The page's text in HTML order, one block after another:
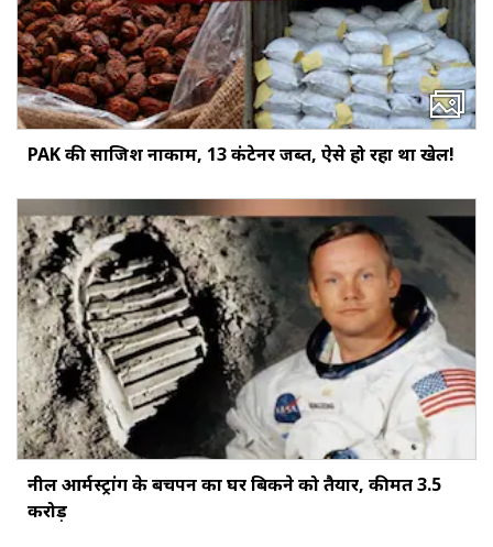
PAK की साजिश नाकाम, 13 कंटेनर जब्त, ऐसे हो रहा था खेल!
नील आर्मस्ट्रांग के बचपन का घर बिकने को तैयार, कीमत 3.5
करोड़